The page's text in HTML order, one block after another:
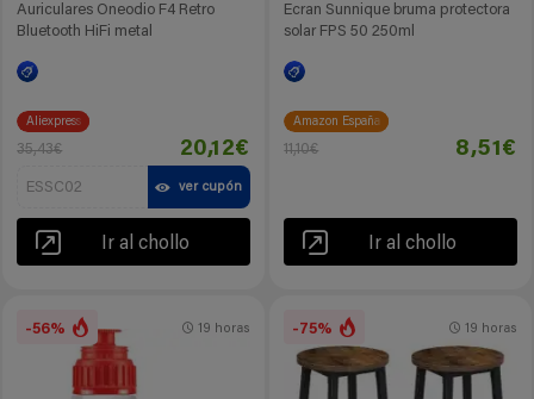
Auriculares Oneodio F4 Retro
Bluetooth HiFi metal
Aliexpress
35,43€ 20,12€
ESSC02 ver cupón
Ir al chollo
Ecran Sunnique bruma protectora
solar FPS 50 250ml
Amazon España
11,10€ 8,51€
Ir al chollo
-56% 19 horas -75% 19 horas